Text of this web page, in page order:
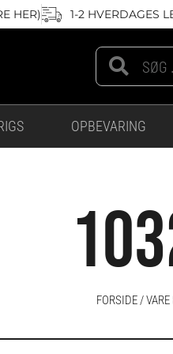
HER) 1-2 HVERDAGES
Search
OPBEVARING
FORSIDE/ VARE